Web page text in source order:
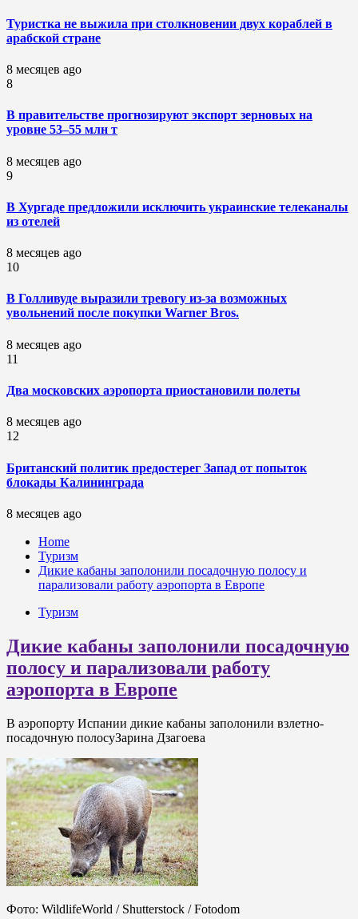
Туристка не выжила при столкновении двух кораблей в
арабской стране
8 месяцев ago
8
В правительстве прогнозируют экспорт зерновых на
уровне 53–55 млн т
8 месяцев ago
9
В Хургаде предложили исключить украинские телеканалы
из отелей
8 месяцев ago
10
В Голливуде выразили тревогу из-за возможных
увольнений после покупки Warner Bros.
8 месяцев ago
11
Два московских аэропорта приостановили полеты
8 месяцев ago
12
Британский политик предостерег Запад от попыток
блокады Калининграда
8 месяцев ago
Home
Туризм
Дикие кабаны заполонили посадочную полосу и
парализовали работу аэропорта в Европе
Туризм
Дикие кабаны заполонили посадочную
полосу и парализовали работу
аэропорта в Европе
В аэропорту Испании дикие кабаны заполонили взлетно-
посадочную полосуЗарина Дзагоева
Фото: WildlifeWorld / Shutterstock / Fotodom